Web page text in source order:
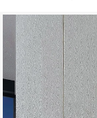
Skip
the
end
of
the